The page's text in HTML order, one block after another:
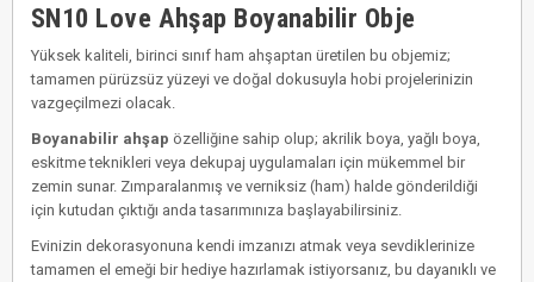
SN10 Love Ahşap Boyanabilir Obje
Yüksek kaliteli, birinci sınıf ham ahşaptan üretilen bu objemiz;
tamamen pürüzsüz yüzeyi ve doğal dokusuyla hobi projelerinizin
vazgeçilmezi olacak.
Boyanabilir ahşap özelliğine sahip olup; akrilik boya, yağlı boya,
eskitme teknikleri veya dekupaj uygulamaları için mükemmel bir
zemin sunar. Zımparalanmış ve verniksiz (ham) halde gönderildiği
için kutudan çıktığı anda tasarımınıza başlayabilirsiniz.
Evinizin dekorasyonuna kendi imzanızı atmak veya sevdiklerinize
tamamen el emeği bir hediye hazırlamak istiyorsanız, bu dayanıklı ve